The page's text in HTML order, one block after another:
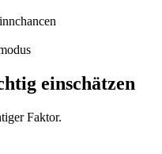
einschätzen
Faktor.